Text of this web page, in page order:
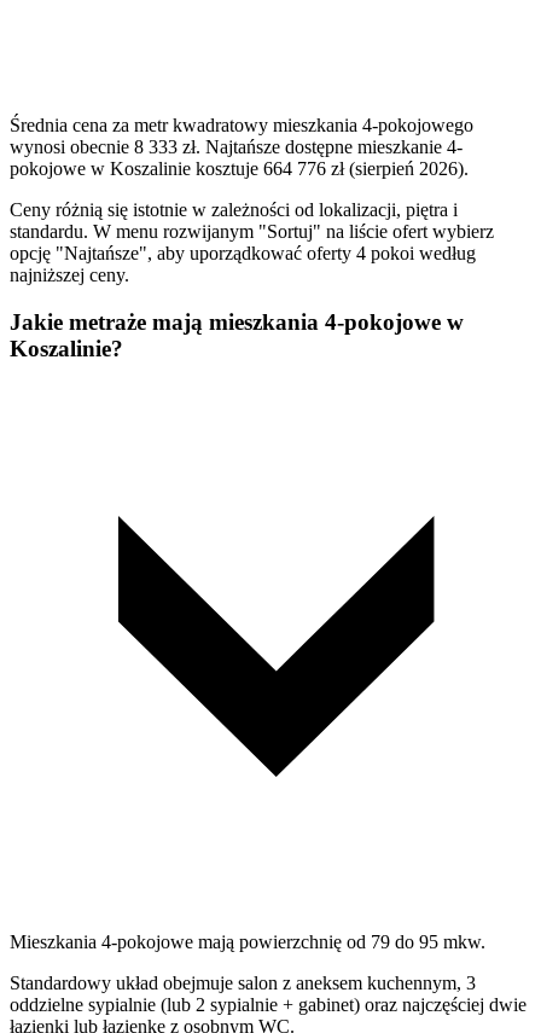
Średnia cena za metr kwadratowy mieszkania 4-pokojowego
wynosi obecnie 8 333 zł. Najtańsze dostępne mieszkanie 4-
pokojowe w Koszalinie kosztuje 664 776 zł (sierpień 2026).
Ceny różnią się istotnie w zależności od lokalizacji, piętra i
standardu. W menu rozwijanym "Sortuj" na liście ofert wybierz
opcję "Najtańsze", aby uporządkować oferty 4 pokoi według
najniższej ceny.
Jakie metraże mają mieszkania 4-pokojowe w
Koszalinie?
Mieszkania 4-pokojowe mają powierzchnię od 79 do 95 mkw.
Standardowy układ obejmuje salon z aneksem kuchennym, 3
oddzielne sypialnie (lub 2 sypialnie + gabinet) oraz najczęściej dwie
łazienki lub łazienkę z osobnym WC.